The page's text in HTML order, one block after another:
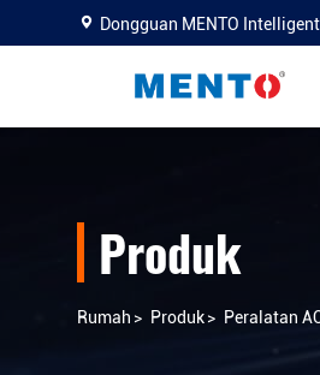
Dongguan MENTO
Produk
Rumah > Produk> Peralatan